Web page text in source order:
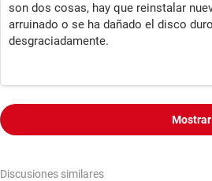
son dos cosas, hay que reinstalar
arruinado o se ha dañado el disco
desgraciadamente.
Discusiones similares